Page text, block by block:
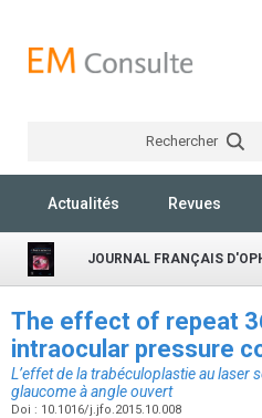
Rechercher
Actualités Revues
JOURNAL FRANÇAIS
The effect of repeat
intraocular pressure
L’effet de la trabéculoplastie au
glaucome à angle ouvert
Doi : 10.1016/j.jfo.2015.10.008